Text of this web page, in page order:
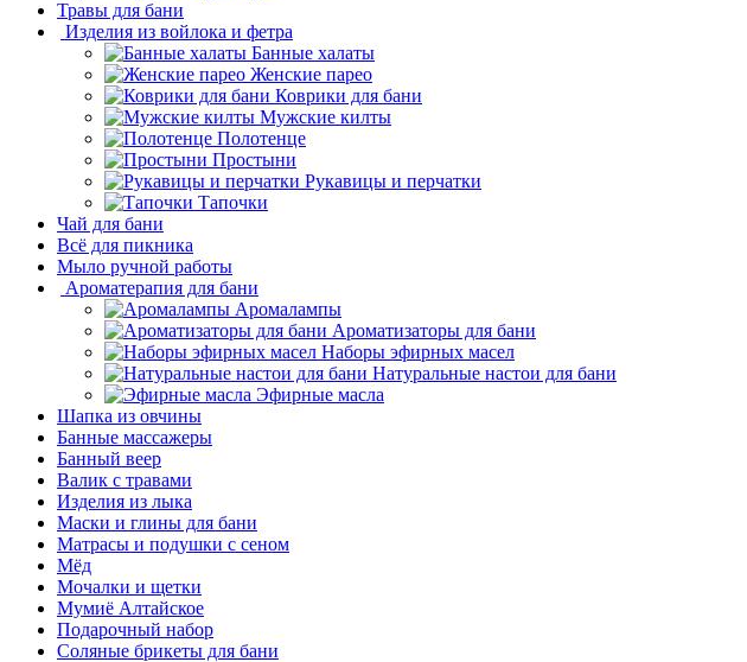
Травы для бани
Изделия из войлока и фетра
Банные халаты
Женские парео
Коврики для бани
Мужские килты
Полотенце
Простыни
Рукавицы и перчатки
Тапочки
Чай для бани
Всё для пикника
Мыло ручной работы
Ароматерапия для бани
Аромалампы
Ароматизаторы для бани
Наборы эфирных масел
Натуральные настои для бани
Эфирные масла
Шапка из овчины
Банные массажеры
Банный веер
Валик с травами
Изделия из лыка
Маски и глины для бани
Матрасы и подушки с сеном
Мёд
Мочалки и щетки
Мумиё Алтайское
Подарочный набор
Соляные брикеты для бани